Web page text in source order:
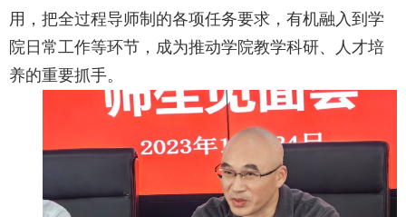
用，把全过程导师制的各项任务要求，有机融入到学
院日常工作等环节，成为推动学院教学科研、人才培
养的重要抓手。